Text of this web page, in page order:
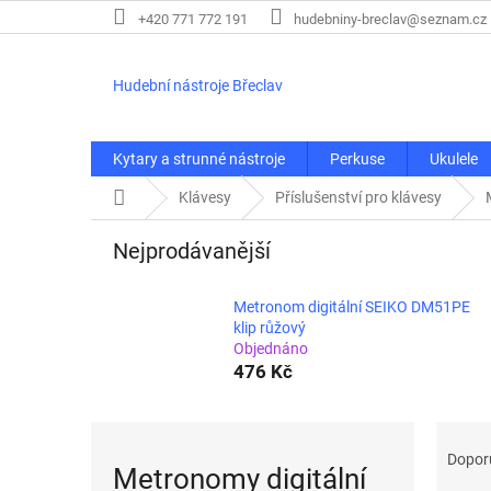
na
+420 771 772 191 hudebniny-breclav@seznam.cz
Hudební nástroje Břeclav
Kytary a strunné nástroje Perkuse Ukulele
Domů Klávesy Příslušenství pro klávesy
Nejprodávanější
Metronom digitální SEIKO DM51PE
klip růžový
Objednáno
476 Kč
Metronomy digitální